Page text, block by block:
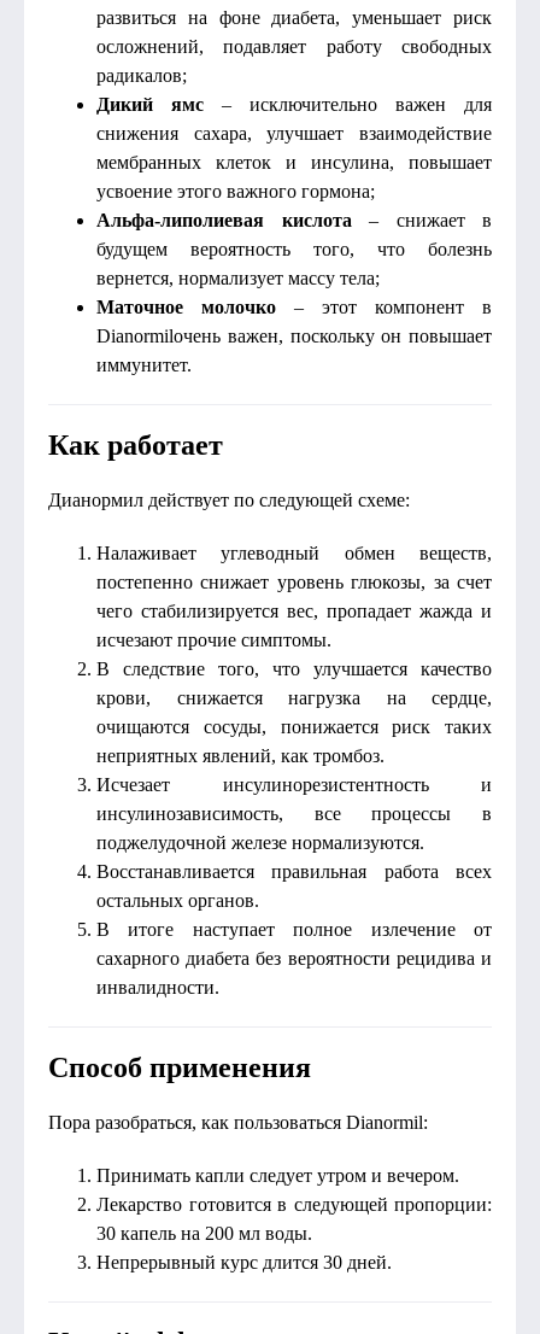
развиться на фоне диабета, уменьшает риск
осложнений, подавляет работу свободных
радикалов;
Дикий ямс – исключительно важен для
снижения сахара, улучшает взаимодействие
мембранных клеток и инсулина, повышает
усвоение этого важного гормона;
Альфа-липолиевая кислота – снижает в
будущем вероятность того, что болезнь
вернется, нормализует массу тела;
Маточное молочко – этот компонент в
Dianormilочень важен, поскольку он повышает
иммунитет.
Как работает
Дианормил действует по следующей схеме:
Налаживает углеводный обмен веществ,
постепенно снижает уровень глюкозы, за счет
чего стабилизируется вес, пропадает жажда и
исчезают прочие симптомы.
В следствие того, что улучшается качество
крови, снижается нагрузка на сердце,
очищаются сосуды, понижается риск таких
неприятных явлений, как тромбоз.
Исчезает инсулинорезистентность и
инсулинозависимость, все процессы в
поджелудочной железе нормализуются.
Восстанавливается правильная работа всех
остальных органов.
В итоге наступает полное излечение от
сахарного диабета без вероятности рецидива и
инвалидности.
Способ применения
Пора разобраться, как пользоваться Dianormil:
Принимать капли следует утром и вечером.
Лекарство готовится в следующей пропорции:
30 капель на 200 мл воды.
Непрерывный курс длится 30 дней.